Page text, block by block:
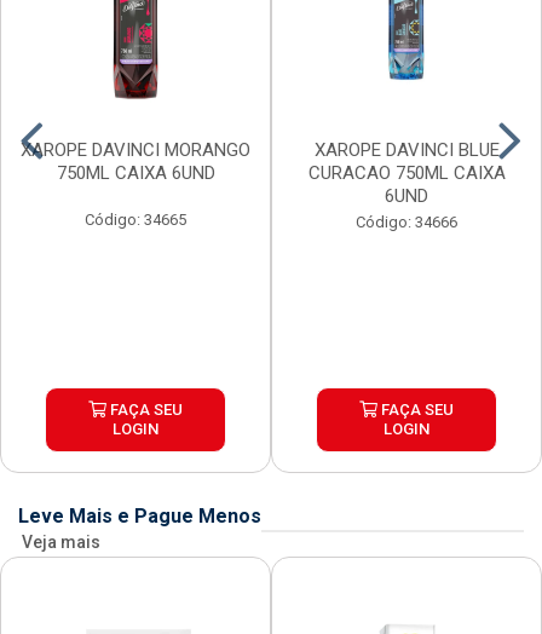
XAROPE DAVINCI MORANGO
750ML CAIXA 6UND
Código: 34665
FAÇA SEU
LOGIN
XAROPE DAVINCI BLUE
CURACAO 750ML CAIXA
6UND
Código: 34666
FAÇA SEU
LOGIN
Leve Mais e Pague Menos
Veja mais